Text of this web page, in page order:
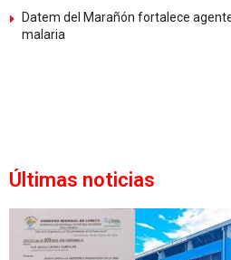
Datem del Marañón fortalece
malaria
Últimas noticias